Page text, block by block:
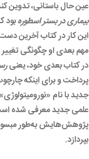
عین حال باستانی،
بیماری در بستر اسطورهبود
این کار در کتاب آخرین
مهم بعدی او چگونگی
در کتاب بعدی خود، یعنی
پرداخت و برای اینکه
جدید با نام
علمی جدید معرفی شده
پژوهش‌هایش به‌طور مبسوط
بپردازد.